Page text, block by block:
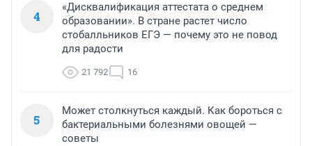
4
«Дисквалификация аттестата о среднем
образовании». В стране растет число
стобалльников ЕГЭ — почему это не повод
для радости
21 792 16
5
Может столкнуться каждый. Как бороться с
бактериальными болезнями овощей —
советы